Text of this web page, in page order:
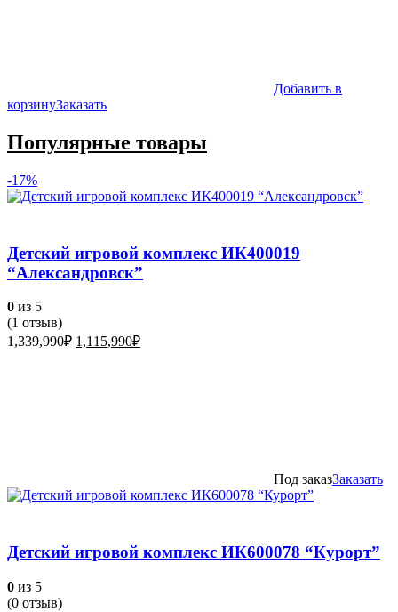
Добавить в
корзинуЗаказать
Популярные товары
-17%
Детский игровой комплекс ИК400019
“Александровск”
0 из 5
(1 отзыв)
1,339,990₽ Первоначальная
1,115,990₽Текущая
Под заказЗаказать
Детский игровой комплекс ИК600078 “Курорт”
0 из 5
(0 отзыв)